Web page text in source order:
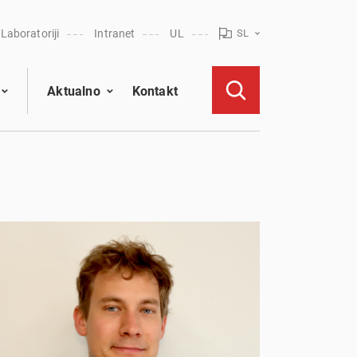
Laboratoriji Intranet UL SL
Aktualno Kontakt